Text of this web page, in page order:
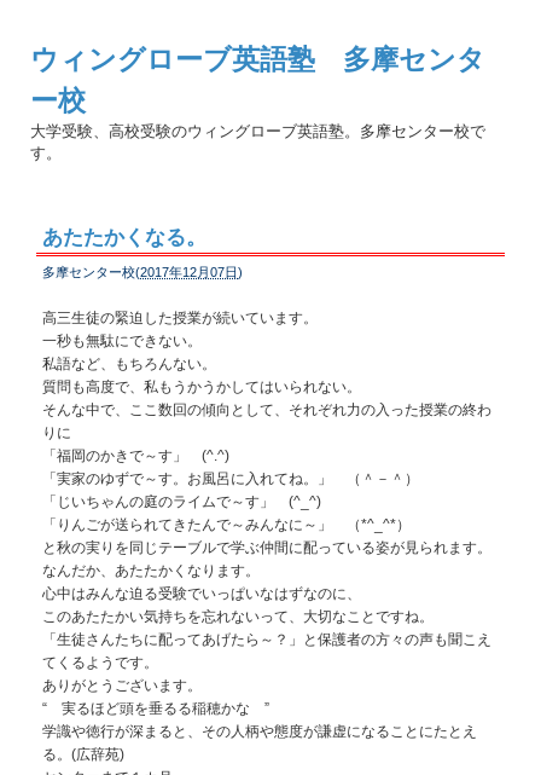
ウィングローブ英語塾 多摩センタ
ー校
大学受験、高校受験のウィングローブ英語塾。多摩センター校で
す。
あたたかくなる。
多摩センター校(2017年12月07日)
高三生徒の緊迫した授業が続いています。
一秒も無駄にできない。
私語など、もちろんない。
質問も高度で、私もうかうかしてはいられない。
そんな中で、ここ数回の傾向として、それぞれ力の入った授業の終わ
りに
「福岡のかきで～す」 (^.^)
「実家のゆずで～す。お風呂に入れてね。」 （＾－＾）
「じいちゃんの庭のライムで～す」 (^_^)
「りんごが送られてきたんで～みんなに～」 （*^_^*）
と秋の実りを同じテーブルで学ぶ仲間に配っている姿が見られます。
なんだか、あたたかくなります。
心中はみんな迫る受験でいっぱいなはずなのに、
このあたたかい気持ちを忘れないって、大切なことですね。
「生徒さんたちに配ってあげたら～？」と保護者の方々の声も聞こえ
てくるようです。
ありがとうございます。
“ 実るほど頭を垂るる稲穂かな ”
学識や徳行が深まると、その人柄や態度が謙虚になることにたとえ
る。(広辞苑)